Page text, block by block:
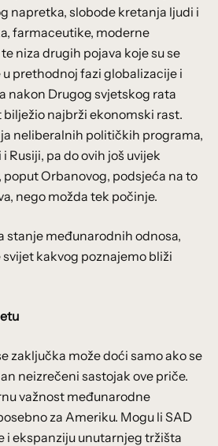
napretka, slobode kretanja ljudi i
farmaceutike, moderne
niza drugih pojava koje su se
prethodnoj fazi globalizacije i
nakon Drugog svjetskog rata
bilježio najbrži ekonomski rast.
neliberalnih političkih programa,
Rusiji, pa do ovih još uvijek
poput Orbanovog, podsjeća na to
nego možda tek počinje.
stanje međunarodnih odnosa,
kakvog poznajemo bliži
zaključka može doći samo ako se
neizrečeni sastojak ove priče.
važnost međunarodne
za Ameriku. Mogu li SAD
i ekspanziju unutarnjeg tržišta